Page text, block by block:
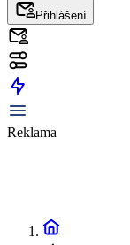
Přihlášení
Reklama